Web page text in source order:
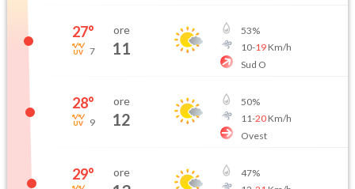
27°
7
ore
11
53%
10-19Km/h
Sud O
28°
9
ore
12
50%
11-20Km/h
Ovest
29° ore 47%